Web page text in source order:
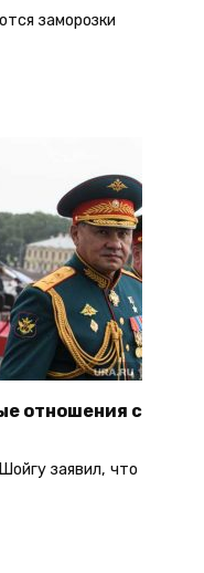
заморозки
отношения с
заявил, что